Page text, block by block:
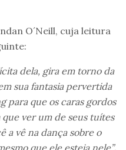
O´Neill, cuja leitura
dela, gira em torno da
sua fantasia pervertida
para que os caras gordos
ver um de seus tuítes
a vê na dança sobre o